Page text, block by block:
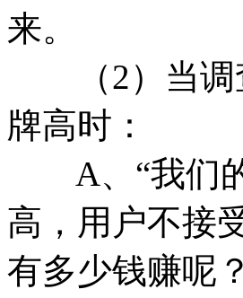
来。
（2）当调
牌高时：
A、“我们的
高，用户不接
有多少钱赚呢